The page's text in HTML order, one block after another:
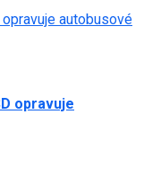
autobusové
opravuje